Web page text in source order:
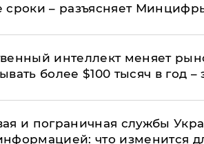
сроки – разъясняет
интеллект меняет
более $100 тысяч в год –
и пограничная службы
что изменится